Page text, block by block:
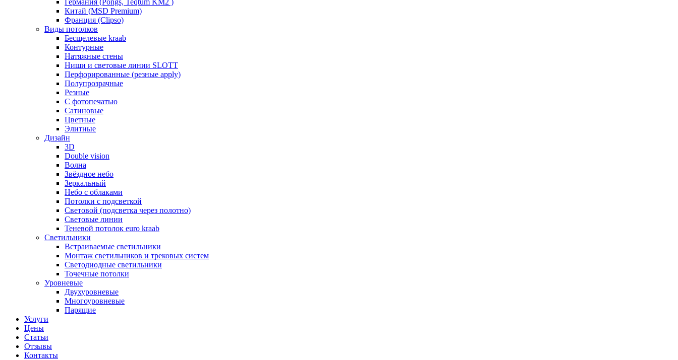
Германия (Pongs, Teqtum KM2 )
Китай (MSD Premium)
Франция (Clipso)
Виды потолков
Бесщелевые kraab
Контурные
Натяжные стены
Ниши и световые линии SLOTT
Перфорированные (резные apply)
Полупрозрачные
Резные
С фотопечатью
Сатиновые
Цветные
Элитные
Дизайн
3D
Double vision
Волна
Звёздное небо
Зеркальный
Небо с облаками
Потолки с подсветкой
Световой (подсветка через полотно)
Световые линии
Теневой потолок euro kraab
Светильники
Встраиваемые светильники
Монтаж светильников и трековых систем
Светодиодные светильники
Точечные потолки
Уровневые
Двухуровневые
Многоуровневые
Парящие
Услуги
Цены
Статьи
Отзывы
Контакты